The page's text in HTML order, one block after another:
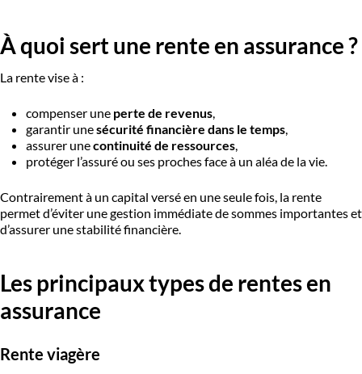
À quoi sert une rente en assurance ?
La rente vise à :
compenser une perte de revenus,
garantir unesécurité financière dans le temps,
assurer unecontinuité de ressources,
protéger l’assuré ou ses proches face à un aléa de la vie.
Contrairement à un capital versé en une seule fois, la rente
permet d’éviter une gestion immédiate de sommes importantes et
d’assurer une stabilité financière.
Les principaux types de rentes en
assurance
Rente viagère